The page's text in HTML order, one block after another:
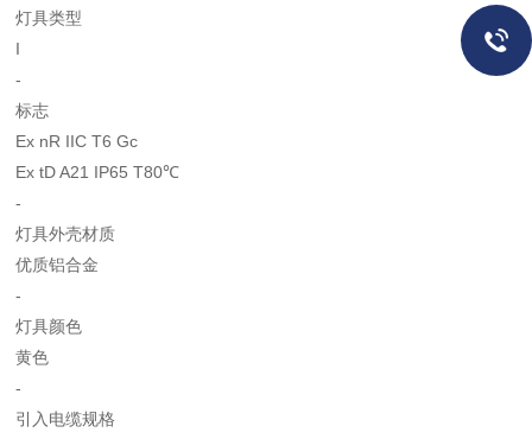
灯具类型
I
-
标志
Ex nR IIC T6 Gc
Ex tD A21 IP65 T80℃
-
灯具外壳材质
优质铝合金
-
灯具颜色
黄色
-
引入电缆规格